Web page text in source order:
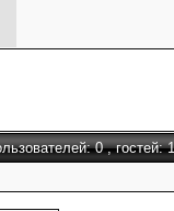
0 , гостей: